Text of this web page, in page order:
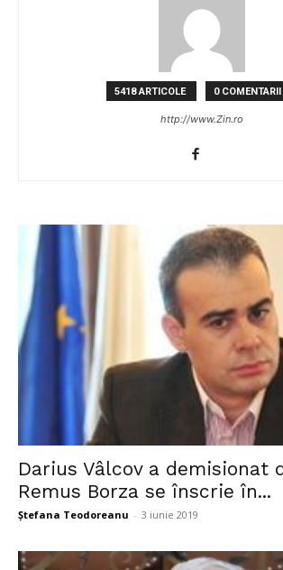
Investigații
5418 ARTICOLE 0 COMENTARII
http://www.Zin.ro
Darius Vâlcov a demisionat
Remus Borza se înscrie în...
Ștefana Teodoreanu - 3 iunie 2019